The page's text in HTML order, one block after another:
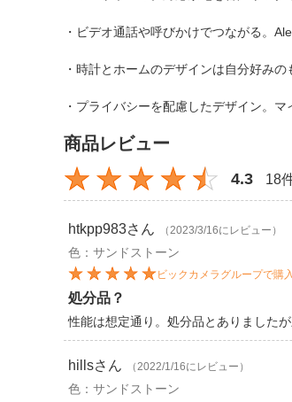
・ビデオ通話や呼びかけでつながる。
・時計とホームのデザインは自分好み
・プライバシーを配慮したデザイン。
商品レビュー
4.3 18
htkpp983さん （2023/3/16にレビュー）
色：サンドストーン
ビックカメラグループで購入
処分品？
性能は想定通り。処分品とありました
hillsさん （2022/1/16にレビュー）
色：サンドストーン